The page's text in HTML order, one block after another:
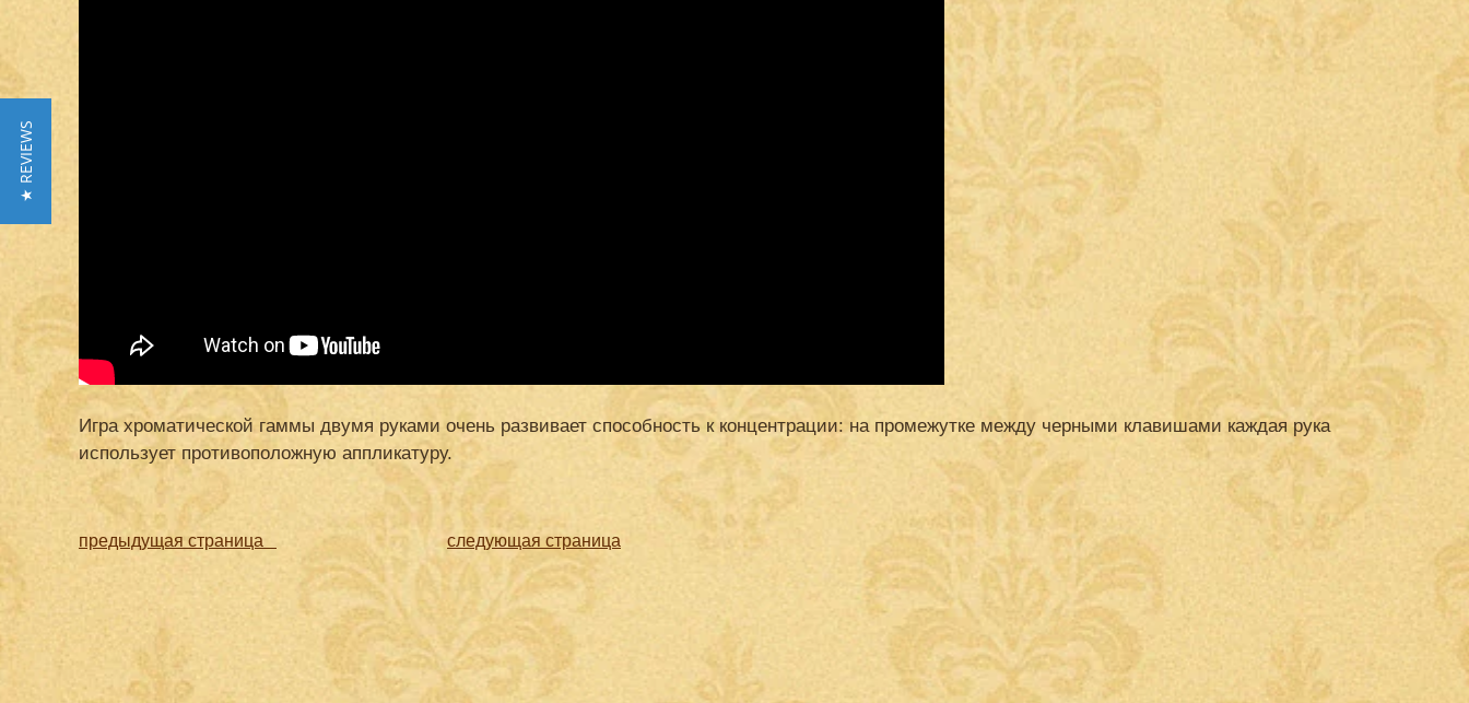
Игра хроматической гаммы двумя руками очень развивает способность к концентрации: на промежутке между черными клавишами каждая рука
использует противоположную аппликатуру.
предыдущая страница следующая страница
★ REVIEWS